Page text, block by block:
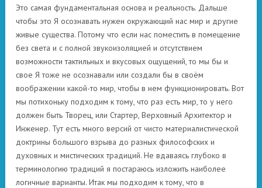
Это самая фундаментальная основа и реальность. Дальше
чтобы это Я осознавать нужен окружающий нас мир и другие
живые существа. Потому что если нас поместить в помещение
без света и с полной звукоизоляцией и отсутствием
возможности тактильных и вкусовых ощущений, то мы бы и
свое Я тоже не осознавали или создали бы в своём
воображении какой-то мир, чтобы в нем функционировать. Вот
мы потихоньку подходим к тому, что раз есть мир, то у него
должен быть Творец, или Стартер, Верховный Архитектор и
Инженер. Тут есть много версий от чисто материалистической
доктрины большого взрыва до разных философских и
духовных и мистических традиций. Не вдаваясь глубоко в
терминологию традиций я постараюсь изложить наиболее
логичные варианты. Итак мы подходим к тому, что в